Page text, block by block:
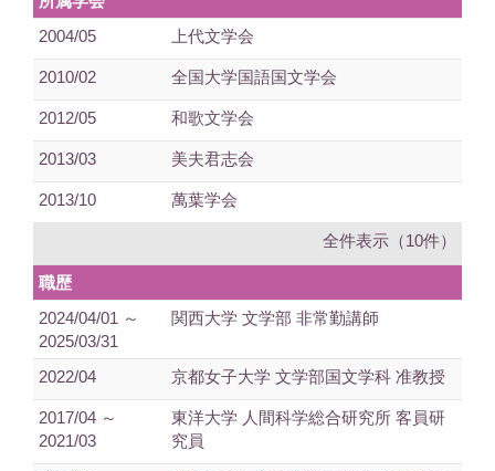
2004/05
上代文学会
2010/02 全国大学国語国文学会
2012/05 和歌文学会
2013/03 美夫君志会
2013/10 萬葉学会
全件表示（10件）
職歴
2024/04/01 ～
2025/03/31
関西大学 文学部 非常勤講師
2022/04 京都女子大学 文学部国文学科 准教授
2017/04 ～
2021/03
東洋大学 人間科学総合研究所 客員研
究員